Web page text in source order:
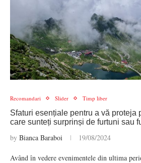
Recomandari Slider Timp liber
Sfaturi esențiale pentru a vă proteja
care sunteți surprinși de furtuni sau
by Bianca Baraboi 19/08/2024
Având în vedere evenimentele din ultima